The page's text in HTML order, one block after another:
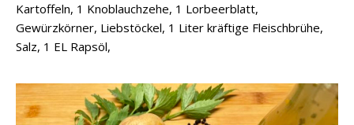
Kartoffeln, 1 Knoblauchzehe, 1 Lorbeerblatt,
Gewürzkörner, Liebstöckel, 1 Liter kräftige Fleischbrühe,
Salz, 1 EL Rapsöl,